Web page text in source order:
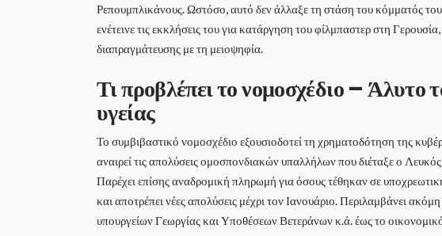
Ρεπουμπλικάνους. Ωστόσο, αυτό δεν άλλαξε τη στάση του κόμματός του
ενέτεινε τις εκκλήσεις του για κατάργηση του φίλμπαστερ στη
διαπραγμάτευσης με τη μειοψηφία.
Τι προβλέπει το νομοσχέδιο –
υγείας
Το συμβιβαστικό νομοσχέδιο εξουσιοδοτεί τη χρηματοδότηση της
αναιρεί τις απολύσεις ομοσπονδιακών υπαλλήλων που διέταξε ο
Παρέχει επίσης αναδρομική πληρωμή για όσους τέθηκαν σε
και αποτρέπει νέες απολύσεις μέχρι τον Ιανουάριο. Περιλαμβάνει
υπουργείων Γεωργίας και Υποθέσεων Βετεράνων κ.ά. έως το